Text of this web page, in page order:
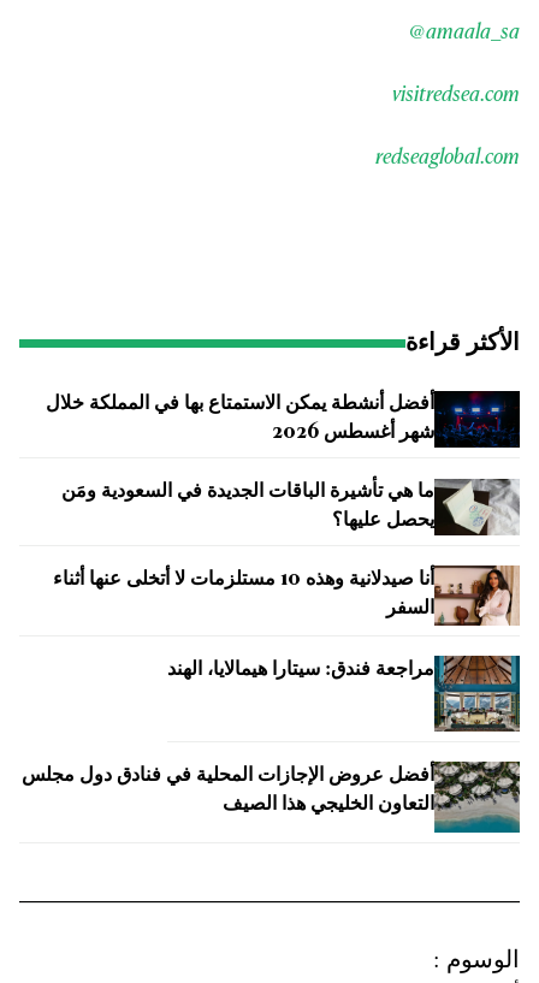
amaala_sa
@
visitredsea.com
redseaglobal.com
الأكثر قراءة
أفضل أنشطة يمكن الاستمتاع بها في المملكة خلال
شهر أغسطس 2026
ما هي تأشيرة الباقات الجديدة في السعودية ومَن
يحصل عليها؟
أنا صيدلانية وهذه 10 مستلزمات لا أتخلى عنها أثناء
السفر
مراجعة فندق: سيتارا هيمالايا، الهند
أفضل عروض الإجازات المحلية في فنادق دول مجلس
التعاون الخليجي هذا الصيف
الوسوم :